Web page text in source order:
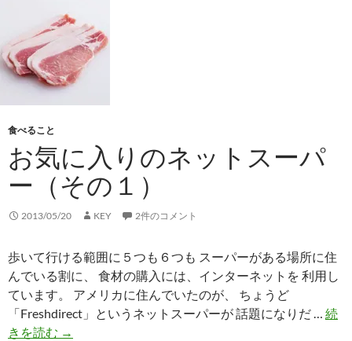
の
ネ
ッ
ト
パ
ー
（そ
の
２）
食べること
お気に入りのネットスーパ
ー（その１）
2013/05/20 KEY 2件のコメント
歩いて行ける範囲に５つも６つも スーパーがある場所に住
んでいる割に、 食材の購入には、インターネットを 利用し
ています。 アメリカに住んでいたのが、 ちょうど
「Freshdirect」というネットスーパーが 話題になりだ … 続
きを読む お
→